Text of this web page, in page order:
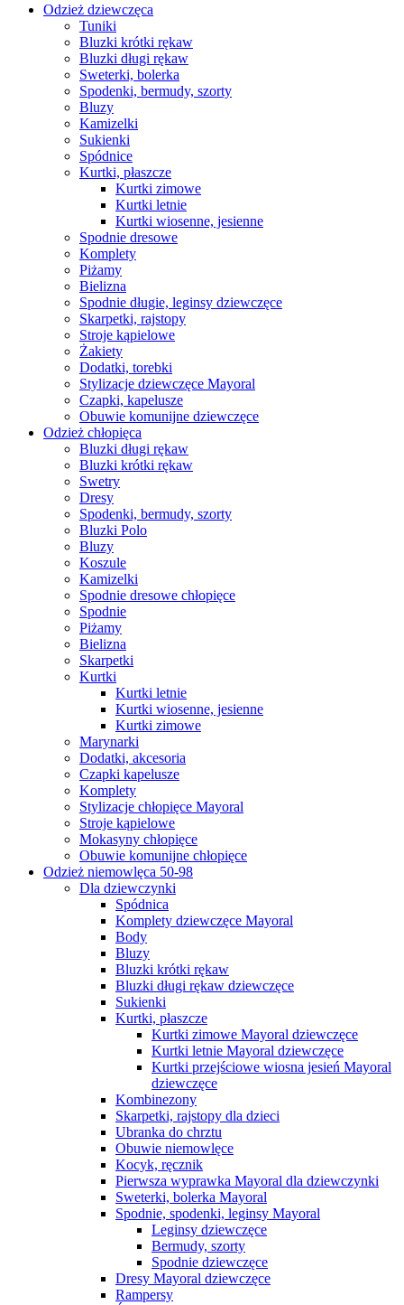
Odzież dziewczęca
Tuniki
Bluzki krótki rękaw
Bluzki długi rękaw
Sweterki, bolerka
Spodenki, bermudy, szorty
Bluzy
Kamizelki
Sukienki
Spódnice
Kurtki, płaszcze
Kurtki zimowe
Kurtki letnie
Kurtki wiosenne, jesienne
Spodnie dresowe
Komplety
Piżamy
Bielizna
Spodnie długie, leginsy dziewczęce
Skarpetki, rajstopy
Stroje kąpielowe
Żakiety
Dodatki, torebki
Stylizacje dziewczęce Mayoral
Czapki, kapelusze
Obuwie komunijne dziewczęce
Odzież chłopięca
Bluzki długi rękaw
Bluzki krótki rękaw
Swetry
Dresy
Spodenki, bermudy, szorty
Bluzki Polo
Bluzy
Koszule
Kamizelki
Spodnie dresowe chłopięce
Spodnie
Piżamy
Bielizna
Skarpetki
Kurtki
Kurtki letnie
Kurtki wiosenne, jesienne
Kurtki zimowe
Marynarki
Dodatki, akcesoria
Czapki kapelusze
Komplety
Stylizacje chłopięce Mayoral
Stroje kąpielowe
Mokasyny chłopięce
Obuwie komunijne chłopięce
Odzież niemowlęca 50-98
Dla dziewczynki
Spódnica
Komplety dziewczęce Mayoral
Body
Bluzy
Bluzki krótki rękaw
Bluzki długi rękaw dziewczęce
Sukienki
Kurtki, płaszcze
Kurtki zimowe Mayoral dziewczęce
Kurtki letnie Mayoral dziewczęce
Kurtki przejściowe wiosna jesień Mayoral
dziewczęce
Kombinezony
Skarpetki, rajstopy dla dzieci
Ubranka do chrztu
Obuwie niemowlęce
Kocyk, ręcznik
Pierwsza wyprawka Mayoral dla dziewczynki
Sweterki, bolerka Mayoral
Spodnie, spodenki, leginsy Mayoral
Leginsy dziewczęce
Bermudy, szorty
Spodnie dziewczęce
Dresy Mayoral dziewczęce
Rampersy